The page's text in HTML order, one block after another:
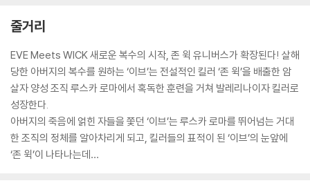
줄거리
EVE Meets WICK 새로운 복수의 시작, 존 윅 유니버스가 확장된다! 살해
당한 아버지의 복수를 원하는 ‘이브’는 전설적인 킬러 ‘존 윅’을 배출한 암
살자 양성 조직 루스카 로마에서 혹독한 훈련을 거쳐 발레리나이자 킬러로
성장한다.
아버지의 죽음에 얽힌 자들을 쫓던 ‘이브’는 루스카 로마를 뛰어넘는 거대
한 조직의 정체를 알아차리게 되고, 킬러들의 표적이 된 ‘이브’의 눈앞에
‘존 윅’이 나타나는데…